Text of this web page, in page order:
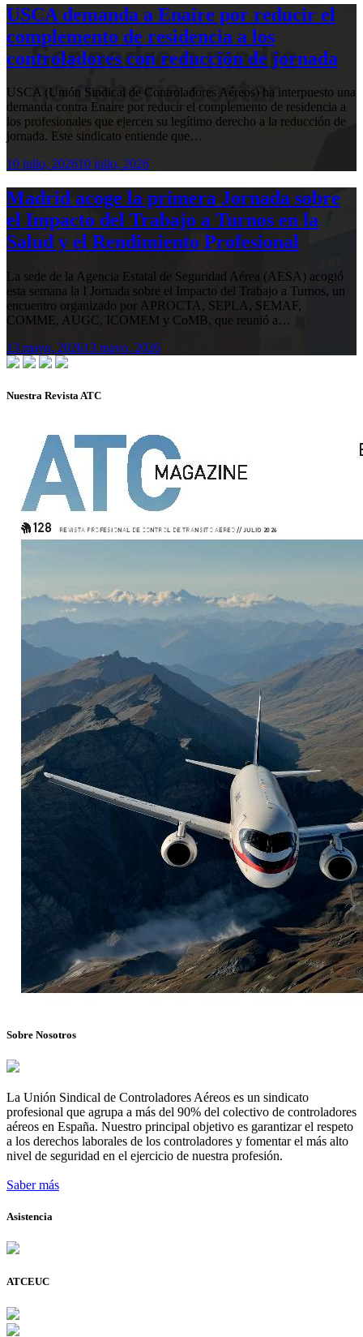
USCA demanda a Enaire por reducir el
complemento de residencia a los
controladores con reducción de jornada
USCA (Unión Sindical de Controladores Aéreos) ha interpuesto una
demanda contra Enaire por reducir el complemento de residencia a
los profesionales que ejercen su legítimo derecho a la reducción de
jornada. Este sindicato entiende que…
10 julio, 202610 julio, 2026
Madrid acoge la primera Jornada sobre
el Impacto del Trabajo a Turnos en la
Salud y el Rendimiento Profesional
La sede de la Agencia Estatal de Seguridad Aérea (AESA) acogió
esta semana la I Jornada sobre el Impacto del Trabajo a Turnos, un
encuentro organizado por APROCTA, SEPLA, SEMAF,
COMME, AUGC, ICOMEM y CoMB, que reunió a…
13 mayo, 202613 mayo, 2026
Nuestra Revista ATC
Sobre Nosotros
La Unión Sindical de Controladores Aéreos es un sindicato
profesional que agrupa a más del 90% del colectivo de controladores
aéreos en España. Nuestro principal objetivo es garantizar el respeto
a los derechos laborales de los controladores y fomentar el más alto
nivel de seguridad en el ejercicio de nuestra profesión.
Saber más
Asistencia
ATCEUC